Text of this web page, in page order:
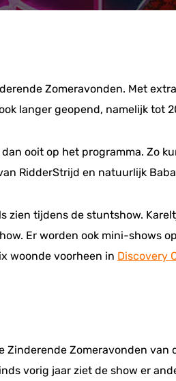
Zomeravonden. Met
langer geopend, namelijk tot
ooit op het programma. Zo
RidderStrijd en natuurlijk
zien tijdens de stuntshow.
Er worden ook mini-shows
woonde voorheen in Discovery
Zinderende Zomeravonden van
vorig jaar ziet de show er